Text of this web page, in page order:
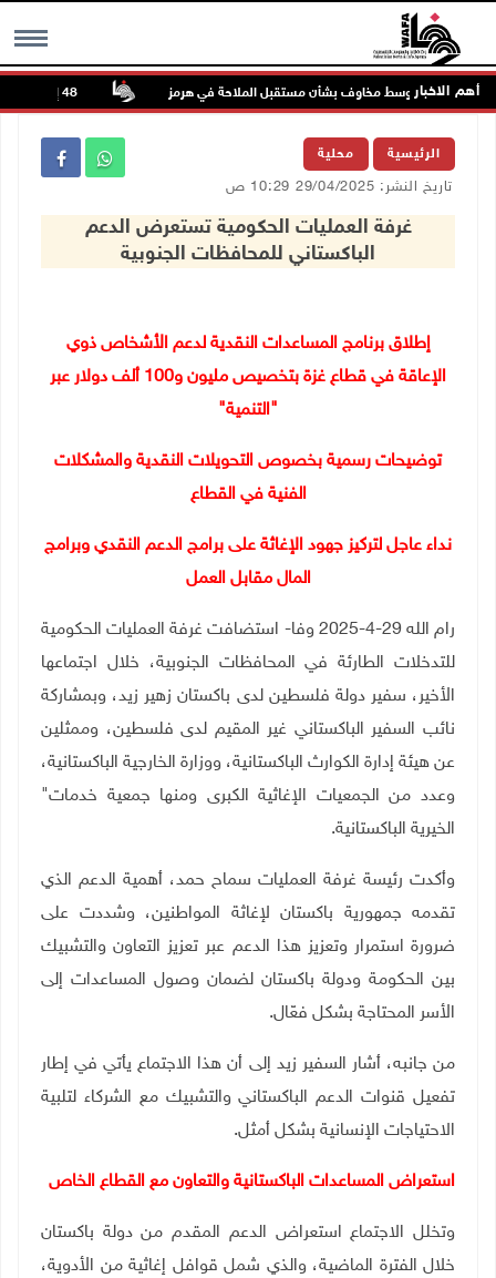
MENU أهم الاخبار
الصعود وسط مخاوف بشأن مستقبل الملاحة في هرمز
الرئيسية محلية
تاريخ النشر: 29/04/2025 10:29 ص
غرفة العمليات الحكومية تستعرض الدعم
الباكستاني للمحافظات الجنوبية
إطلاق برنامج المساعدات النقدية لدعم الأشخاص ذوي
الإعاقة في قطاع غزة بتخصيص مليون و100 ألف دولار عبر
"التنمية"
توضيحات رسمية بخصوص التحويلات النقدية والمشكلات
الفنية في القطاع
نداء عاجل لتركيز جهود الإغاثة على برامج الدعم النقدي وبرامج
المال مقابل العمل
رام الله 29-4-2025 وفا- استضافت غرفة العمليات الحكومية
للتدخلات الطارئة في المحافظات الجنوبية، خلال اجتماعها
الأخير، سفير دولة فلسطين لدى باكستان زهير زيد، وبمشاركة
نائب السفير الباكستاني غير المقيم لدى فلسطين، وممثلين
عن هيئة إدارة الكوارث الباكستانية، ووزارة الخارجية الباكستانية،
وعدد من الجمعيات الإغاثية الكبرى ومنها جمعية خدمات"
الخيرية الباكستانية.
وأكدت رئيسة غرفة العمليات سماح حمد، أهمية الدعم الذي
تقدمه جمهورية باكستان لإغاثة المواطنين، وشددت على
ضرورة استمرار وتعزيز هذا الدعم عبر تعزيز التعاون والتشبيك
بين الحكومة ودولة باكستان لضمان وصول المساعدات إلى
الأسر المحتاجة بشكل فعّال.
من جانبه، أشار السفير زيد إلى أن هذا الاجتماع يأتي في إطار
تفعيل قنوات الدعم الباكستاني والتشبيك مع الشركاء لتلبية
الاحتياجات الإنسانية بشكل أمثل.
استعراض المساعدات الباكستانية والتعاون مع القطاع الخاص
وتخلل الاجتماع استعراض الدعم المقدم من دولة باكستان
خلال الفترة الماضية، والذي شمل قوافل إغاثية من الأدوية،